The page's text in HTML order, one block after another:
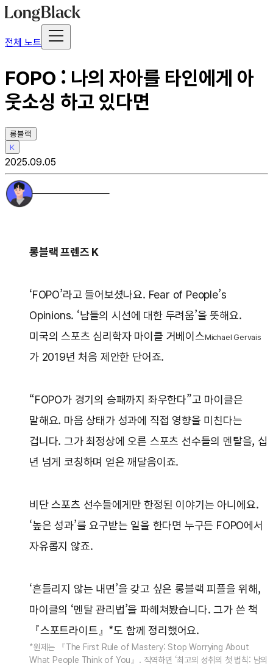
전체 노트
FOPO : 나의 자아를 타인에게 아
웃소싱 하고 있다면
롱블랙
K
2025.09.05
롱블랙 프렌즈 K
‘FOPO’라고 들어보셨나요. Fear of People’s
Opinions. ‘남들의 시선에 대한 두려움’을 뜻해요.
미국의 스포츠 심리학자 마이클 거베이스Michael Gervais
가 2019년 처음 제안한 단어죠.
“FOPO가 경기의 승패까지 좌우한다”고 마이클은
말해요. 마음 상태가 성과에 직접 영향을 미친다는
겁니다. 그가 최정상에 오른 스포츠 선수들의 멘탈을, 십
년 넘게 코칭하며 얻은 깨달음이죠.
비단 스포츠 선수들에게만 한정된 이야기는 아니에요.
‘높은 성과’를 요구받는 일을 한다면 누구든 FOPO에서
자유롭지 않죠.
‘흔들리지 않는 내면’을 갖고 싶은 롱블랙 피플을 위해,
마이클의 ‘멘탈 관리법’을 파헤쳐봤습니다. 그가 쓴 책
『스포트라이트』*도 함께 정리했어요.
*원제는 『The First Rule of Mastery: Stop Worrying About
What People Think of You』. 직역하면 ‘최고의 성취의 첫 법칙: 남의